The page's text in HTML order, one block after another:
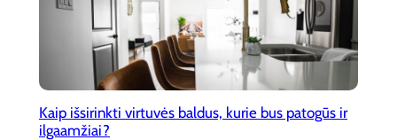
Kaip išsirinkti virtuvės baldus, kurie bus patogūs ir
ilgaamžiai?